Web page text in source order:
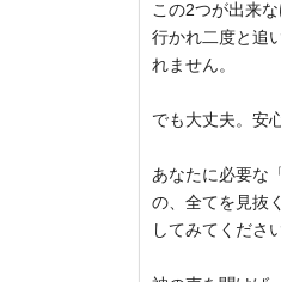
この2つが出来
行かれ二度と追
れません。
でも大丈夫。安
あなたに必要な
の、全てを見抜
してみてくださ